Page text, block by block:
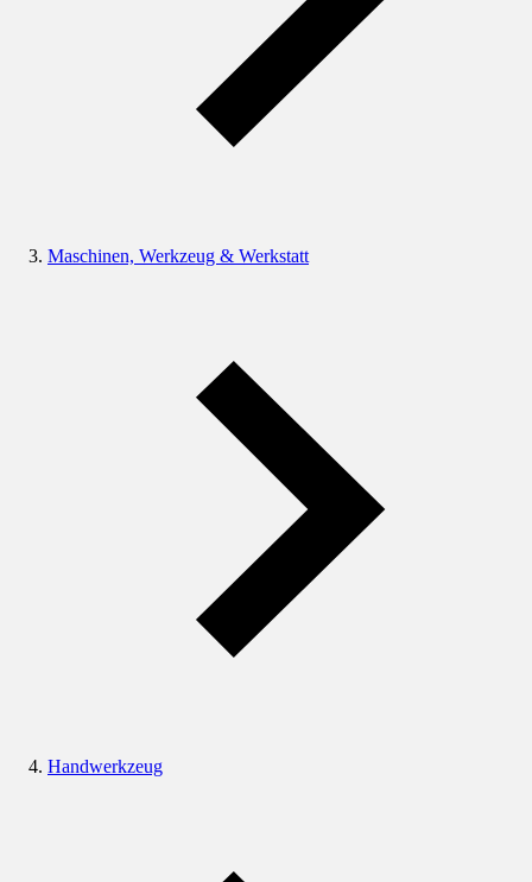
Maschinen, Werkzeug & Werkstatt
Handwerkzeug